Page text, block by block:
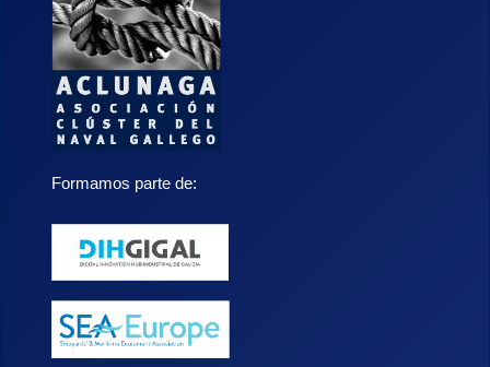
Formamos parte de: